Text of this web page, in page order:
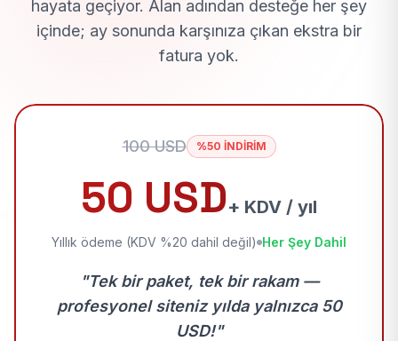
hayata geçiyor. Alan adından desteğe her şey
içinde; ay sonunda karşınıza çıkan ekstra bir
fatura yok.
100 USD %50 İNDİRİM
50 USD+ KDV / yıl
Yıllık ödeme (KDV %20 dahil değil) Her Şey Dahil
"Tek bir paket, tek bir rakam —
profesyonel siteniz yılda yalnızca 50
USD!"